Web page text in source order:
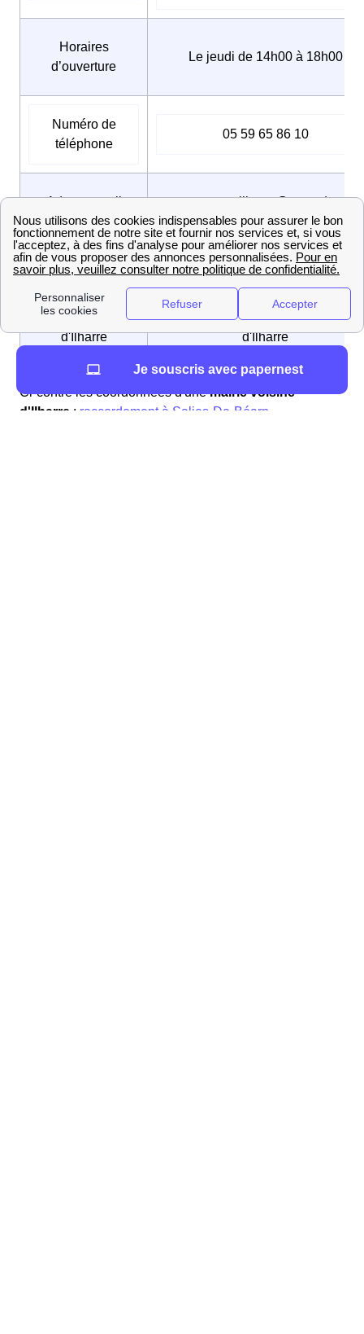
Horaires
d’ouverture
Le jeudi de 14h00 à 18h00
Numéro de
téléphone
05 59 65 86 10
Adresse mail commune.ilharre@wanadoo.fr
Maire Jean-Louis ETCHART
Nom des habitants
d'Ilharre
habitants d'Ilharre / habitantes
d'Ilharre
Ci-contre les coordonnées d'unemairie voisine
d'Ilharre : raccordement à Salies-De-Béarn
Je souscris avec papernest